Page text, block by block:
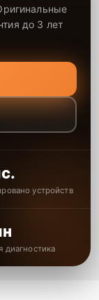
до 3 лет
устройств
диагностика